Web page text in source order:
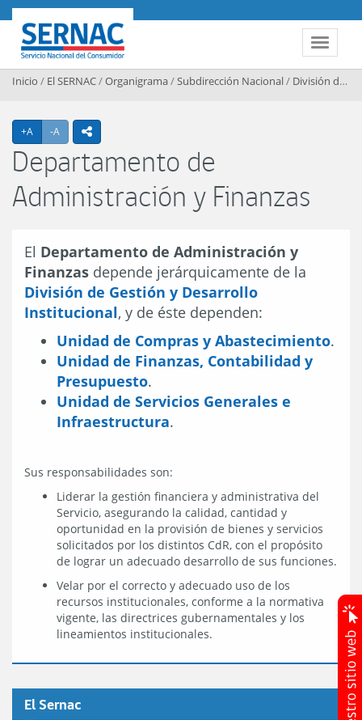
Contenido principal
Toggle
SERNAC
Inicio / El SERNAC/Organigrama/Subdirección Nacional/ División de Gestión y Desarrollo Institucional
+A Agrandar texto
-A Achicar textoicono compartir
Departamento de
Administración y Finanzas
El Departamento de Administración y
Finanzas depende jerárquicamente de la
División de Gestión y Desarrollo
Institucional, y de éste dependen:
Unidad de Compras y Abastecimiento.
Unidad de Finanzas, Contabilidad y
Presupuesto.
Unidad de Servicios Generales e
Infraestructura.
Sus responsabilidades son:
Liderar la gestión financiera y administrativa del
Servicio, asegurando la calidad, cantidad y
oportunidad en la provisión de bienes y servicios
solicitados por los distintos CdR, con el propósito
de lograr un adecuado desarrollo de sus funciones.
Velar por el correcto y adecuado uso de los
recursos institucionales, conforme a la normativa
vigente, las directrices gubernamentales y los
lineamientos institucionales.
El Sernac